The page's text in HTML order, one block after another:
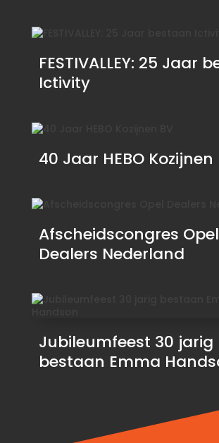
FESTIVALLEY: 25 Jaar
Ictivity
40 Jaar HEBO Kozijnen
Afscheidscongres Opel
Dealers Nederland
Jubileumfeest 30 jarig
bestaan Emma